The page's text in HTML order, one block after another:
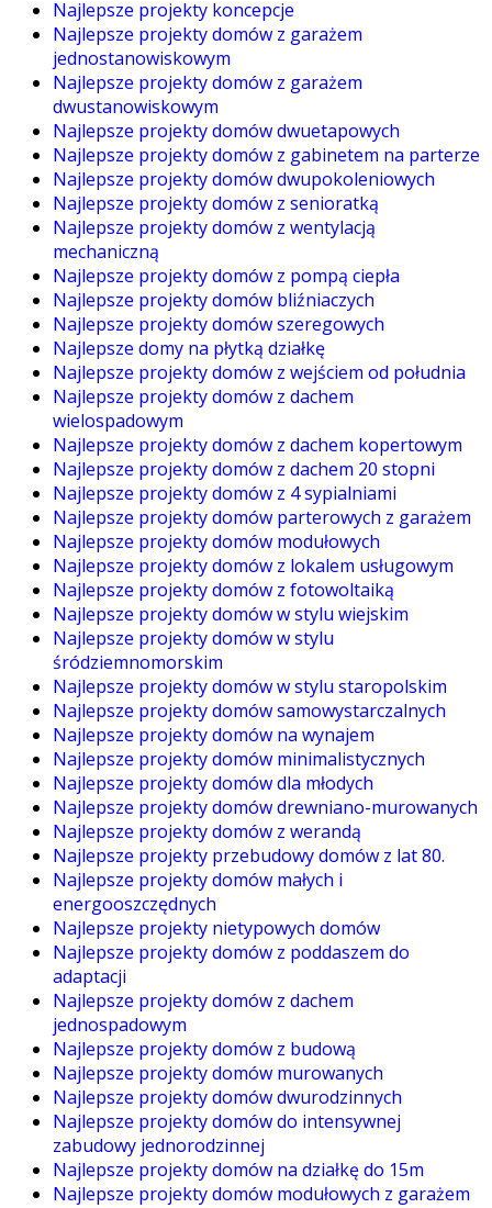
Najlepsze projekty koncepcje
Najlepsze projekty domów z garażem
jednostanowiskowym
Najlepsze projekty domów z garażem
dwustanowiskowym
Najlepsze projekty domów dwuetapowych
Najlepsze projekty domów z gabinetem na parterze
Najlepsze projekty domów dwupokoleniowych
Najlepsze projekty domów z senioratką
Najlepsze projekty domów z wentylacją
mechaniczną
Najlepsze projekty domów z pompą ciepła
Najlepsze projekty domów bliźniaczych
Najlepsze projekty domów szeregowych
Najlepsze domy na płytką działkę
Najlepsze projekty domów z wejściem od południa
Najlepsze projekty domów z dachem
wielospadowym
Najlepsze projekty domów z dachem kopertowym
Najlepsze projekty domów z dachem 20 stopni
Najlepsze projekty domów z 4 sypialniami
Najlepsze projekty domów parterowych z garażem
Najlepsze projekty domów modułowych
Najlepsze projekty domów z lokalem usługowym
Najlepsze projekty domów z fotowoltaiką
Najlepsze projekty domów w stylu wiejskim
Najlepsze projekty domów w stylu
śródziemnomorskim
Najlepsze projekty domów w stylu staropolskim
Najlepsze projekty domów samowystarczalnych
Najlepsze projekty domów na wynajem
Najlepsze projekty domów minimalistycznych
Najlepsze projekty domów dla młodych
Najlepsze projekty domów drewniano-murowanych
Najlepsze projekty domów z werandą
Najlepsze projekty przebudowy domów z lat 80.
Najlepsze projekty domów małych i
energooszczędnych
Najlepsze projekty nietypowych domów
Najlepsze projekty domów z poddaszem do
adaptacji
Najlepsze projekty domów z dachem
jednospadowym
Najlepsze projekty domów z budową
Najlepsze projekty domów murowanych
Najlepsze projekty domów dwurodzinnych
Najlepsze projekty domów do intensywnej
zabudowy jednorodzinnej
Najlepsze projekty domów na działkę do 15m
Najlepsze projekty domów modułowych z garażem